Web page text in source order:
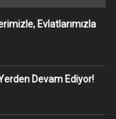
Evlatlarımızla
Devam Ediyor!